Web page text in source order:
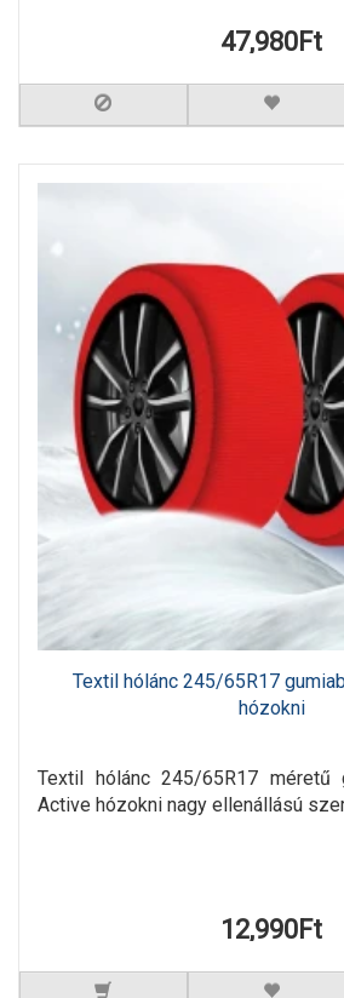
47,980Ft
Textil hólánc 245/65R17
hózokni
Textil hólánc 245/65R17 méretű
Active hózokni nagy ellenállású
12,990Ft